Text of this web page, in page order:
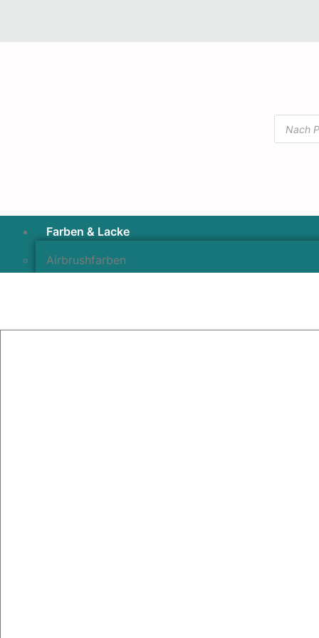
Farben & Lacke
Airbrushfarben
Farbzusätze & Verdünner